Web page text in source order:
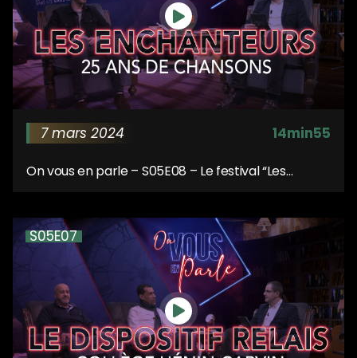
7 mars 2024 14min55
On vous en parle – S05E08 – Le festival “Les
S05E07